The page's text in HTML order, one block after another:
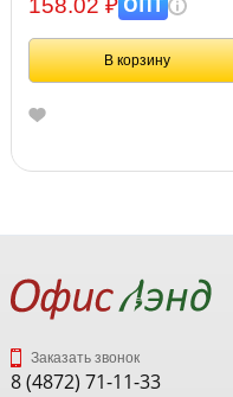
В корзину
Заказать звонок
8 (4872) 71-11-33